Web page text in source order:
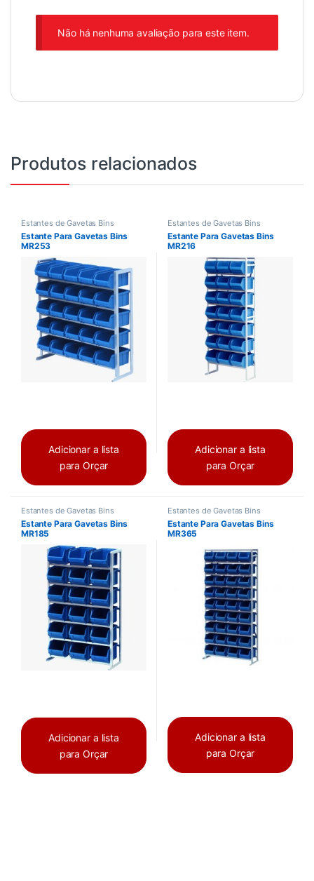
Não há nenhuma avaliação para este item.
Produtos relacionados
Estantes de Gavetas Bins
Estante Para Gavetas Bins
MR253
Adicionar a lista
para Orçar
Estantes de Gavetas Bins
Estante Para Gavetas Bins
MR216
Adicionar a lista
para Orçar
Estantes de Gavetas Bins
Estante Para Gavetas Bins
MR185
Adicionar a lista
para Orçar
Estantes de Gavetas Bins
Estante Para Gavetas Bins
MR365
Adicionar a lista
para Orçar